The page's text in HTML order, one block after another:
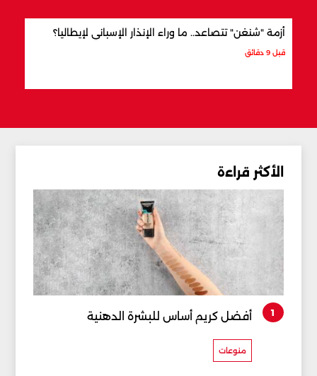
أزمة "شنغن" تتصاعد.. ما وراء الإنذار الإسباني لإيطاليا؟
قبل 9 دقائق
الأكثر قراءة
1 أفضل كريم أساس للبشرة الدهنية
منوعات